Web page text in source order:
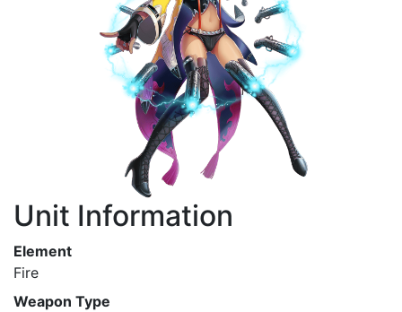
Unit Information
Element
Fire
Weapon Type